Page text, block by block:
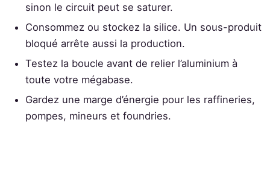
sinon le circuit peut se saturer.
Consommez ou stockez la silice. Un sous-produit
bloqué arrête aussi la production.
Testez la boucle avant de relier l’aluminium à
toute votre mégabase.
Gardez une marge d’énergie pour les raffineries,
pompes, mineurs et foundries.